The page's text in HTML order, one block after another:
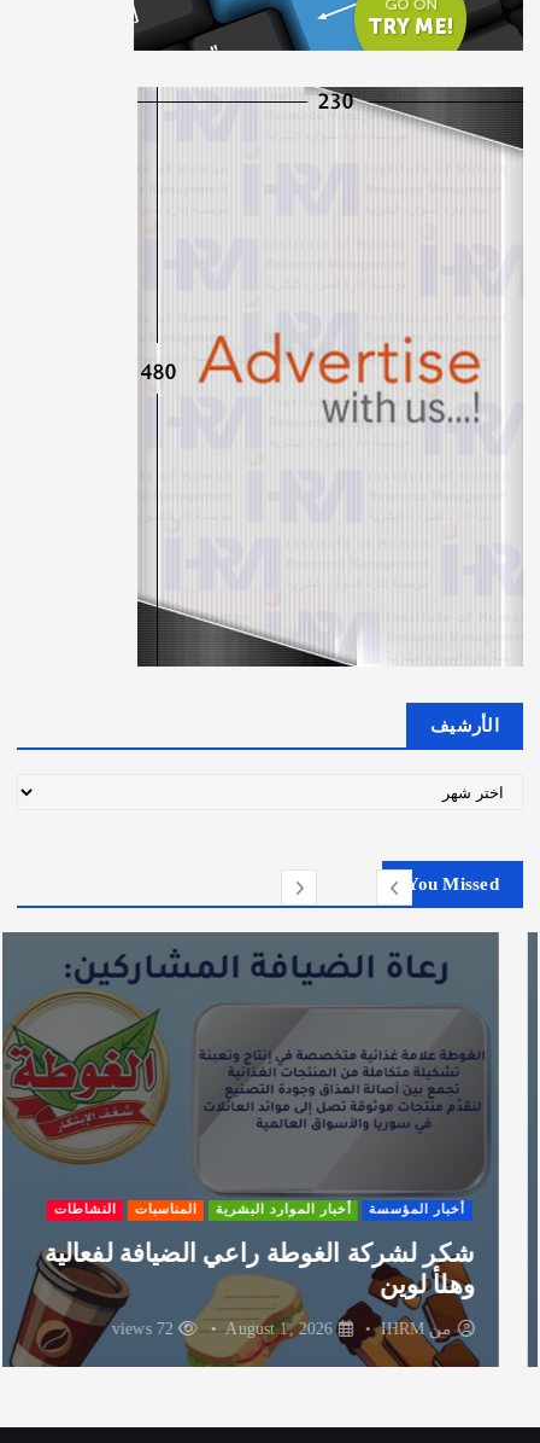
t
s
n
o
n
الأرشيف
You Missed
أخبار المؤسسة أخبار الموارد البشرية المناسبات النشاطات
شكر لشركة الغوطة راعي الضيافة لفعالية
وهلأ لوين
منIHRM
72 views